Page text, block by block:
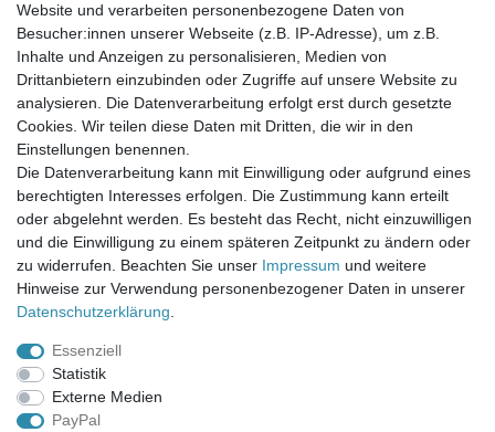
Newsletter-Anmeldung
FAQ / Fragen
Mein Warenkorb
Mein Merkzettel
Mein Konto
UNSER LADENGESCHÄFT
Gottlieb-Daimler-Str. 10
33334 Gütersloh
ÖFFNUNGSZEITEN
Montag - Dienstag: 8.00 - 18.00 Uhr, Mittwoch Ruhetag,
Donnerstag: 8.00 - 18.00 Uhr, Freitag 8.00 - 14.00 Uhr
KUNDENSERVICE
Telefon: (05241) 403 22 38
E-Mail: info@stoffamstueck.de
Website und verarbeiten personenbezogene Daten von
Besucher:innen unserer Webseite (z.B. IP-Adresse), um z.B.
Inhalte und Anzeigen zu personalisieren, Medien von
Drittanbietern einzubinden oder Zugriffe auf unsere Website zu
analysieren. Die Datenverarbeitung erfolgt erst durch gesetzte
Cookies. Wir teilen diese Daten mit Dritten, die wir in den
Einstellungen benennen.
Die Datenverarbeitung kann mit Einwilligung oder aufgrund eines
berechtigten Interesses erfolgen. Die Zustimmung kann erteilt
oder abgelehnt werden. Es besteht das Recht, nicht einzuwilligen
und die Einwilligung zu einem späteren Zeitpunkt zu ändern oder
zu widerrufen. Beachten Sie unser Impressum und weitere
Hinweise zur Verwendung personenbezogener Daten in unserer
Daten­schutz­erklärung
Essenziell
Statistik
Externe Medien
PayPal